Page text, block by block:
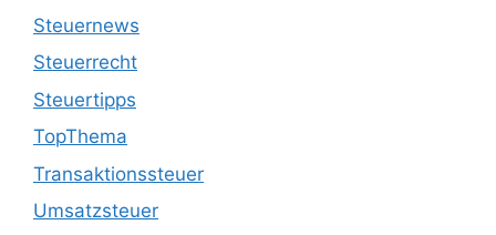
Steuernews
Steuerrecht
Steuertipps
TopThema
Transaktionssteuer
Umsatzsteuer